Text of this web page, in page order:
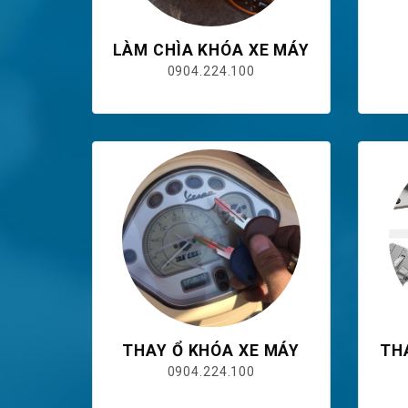
LÀM CHÌA KHÓA XE MÁY
0904.224.100
THAY Ổ KHÓA XE MÁY
0904.224.100